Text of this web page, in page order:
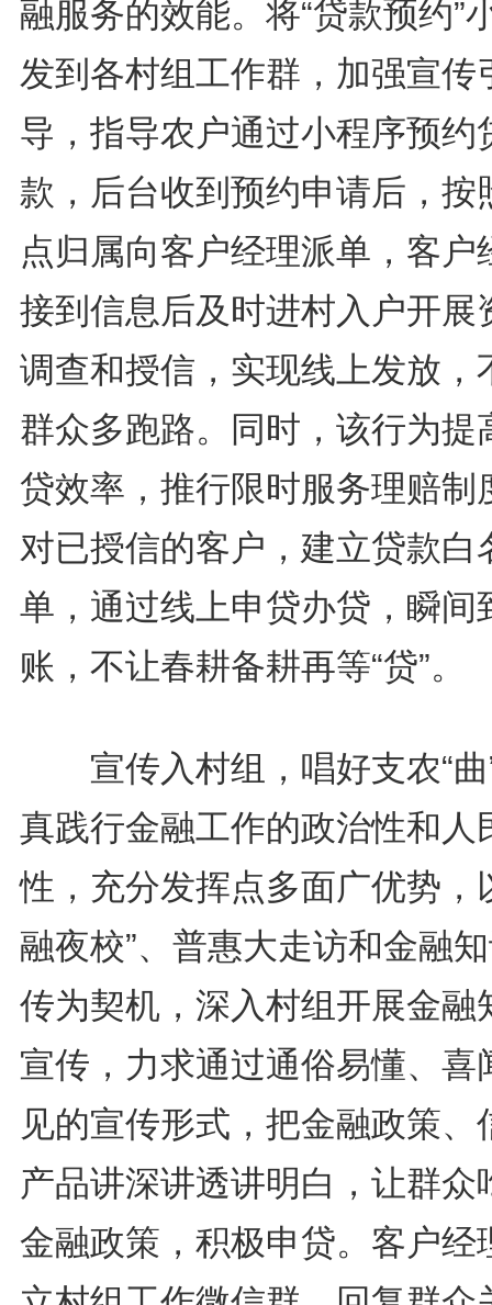
融服务的效能。将“贷款预约”
发到各村组工作群，加强宣传
导，指导农户通过小程序预约
款，后台收到预约申请后，按
点归属向客户经理派单，客户
接到信息后及时进村入户开展
调查和授信，实现线上发放，
群众多跑路。同时，该行为提
贷效率，推行限时服务理赔制
对已授信的客户，建立贷款白
单，通过线上申贷办贷，瞬间
账，不让春耕备耕再等“贷”。
宣传入村组，唱好支农“曲
真践行金融工作的政治性和人
性，充分发挥点多面广优势，
融夜校”、普惠大走访和金融
传为契机，深入村组开展金融
宣传，力求通过通俗易懂、喜
见的宣传形式，把金融政策、
产品讲深讲透讲明白，让群众
金融政策，积极申贷。客户经